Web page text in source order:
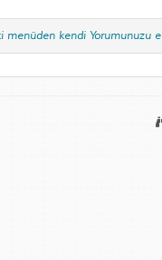
kendi Yorumunuzu